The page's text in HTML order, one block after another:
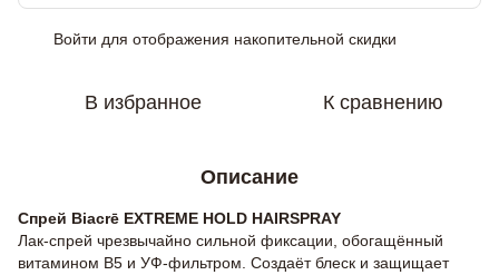
Войти для отображения накопительной скидки
В избранное К сравнению
Описание
Спрей Biacrē EXTREME HOLD HAIRSPRAY
Лак-спрей чрезвычайно сильной фиксации, обогащённый
витамином B5 и УФ-фильтром. Создаёт блеск и защищает